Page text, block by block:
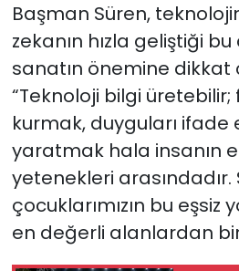
Başman Süren,
zekanın hızla geliştiği
sanatın önemine dikkat
“Teknoloji bilgi
kurmak, duyguları ifade
yaratmak hala insanın
yetenekleri arasındadır.
çocuklarımızın bu eşsiz
en değerli alanlardan